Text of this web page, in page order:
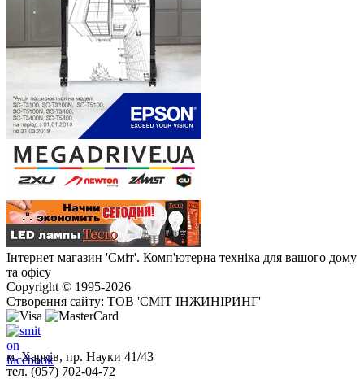
Інтернет магазин 'Сміт'. Комп'ютерна техніка для вашого дому
та офісу
Copyright © 1995-2026
Створення сайту: ТОВ 'СМІТ ІНЖИНІРИНГ'
м. Харків, пр. Науки 41/43
тел. (057) 702-04-72